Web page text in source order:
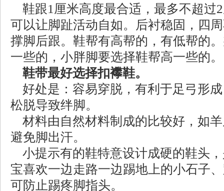
鞋跟1厘米高度最合适，最多不超过
可以让脚趾活动自如。后衬稳固，四
撑脚后跟。鞋帮有高帮的，有低帮的
一些的，小胖脚要选择鞋帮高一些的。
鞋带最好选择扣襻鞋。
好处是：容易穿脱，有利于足弓形
松脱导致绊脚。
材料由自然材料制成的比较好，如
避免脚出汗。
小提示有的鞋特意设计成硬的鞋头
宝喜欢一边走路一边踢地上的小石子
可防止踢疼脚指头。